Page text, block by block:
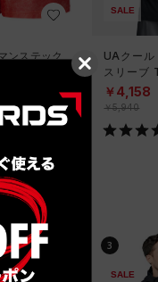
ンステック
レーニン
SALE
UAクール
スリーブ
ーニング/
￥4,158
￥5,940
ー
3
SALE